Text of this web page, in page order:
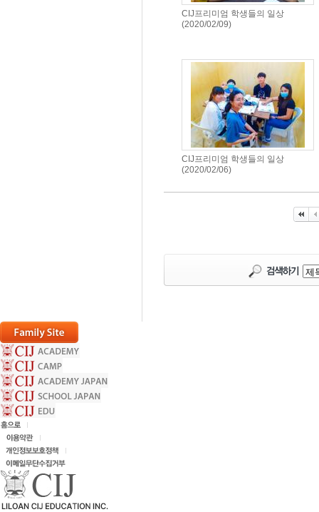
CIJ프리미엄 학생들의 일상
(2020/02/09)
CIJ프리미엄 학생들의 일상
(2020/02/06)